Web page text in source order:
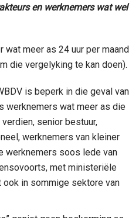
en werknemers wat wel
wat meer as 24 uur per maand
die vergelyking te kan doen).
is beperk in die geval van
werknemers wat meer as die
senior bestuur,
werknemers van kleiner
werknemers soos lede van
met ministeriële
ook in sommige sektore van